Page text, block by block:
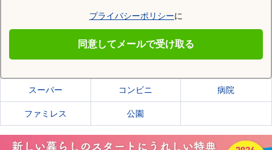
プライバシーポリシーに
同意してメールで受け取る
盛岡市の施設一覧
スーパー コンビニ 病院
ファミレス 公園